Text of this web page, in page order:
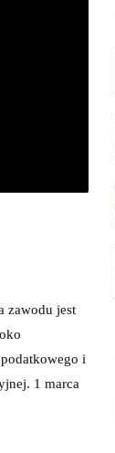
zawodu jest
i
1 marca